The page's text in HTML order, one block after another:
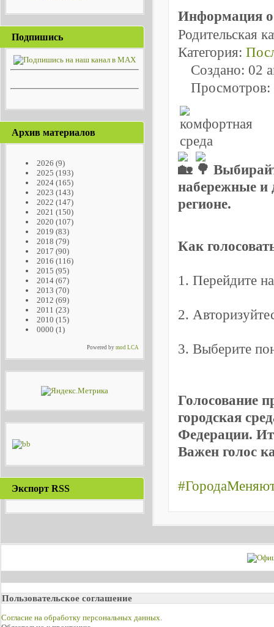
Подпишись
Архив материалов
2026 (9)
2025 (193)
2024(165)
2023 (143)
2022 (147)
2021 (150)
2020 (107)
2019 (83)
2018 (79)
2017 (90)
2016 (116)
2015 (95)
2014(67)
2013 (70)
2012 (69)
2011 (23)
2010 (15)
0000 (1)
Powered bymod LCA
Экспорт RSS
Информация о
Родительская
Категория:
Создано: 02
Просмотров:
набережные и
регионе.
Как
1. Перейдите
2.
3. Выберите
Голосование
городская
Федерации.
Важен голос
Пользовательское соглашение
Согласие на обработку персональных данных